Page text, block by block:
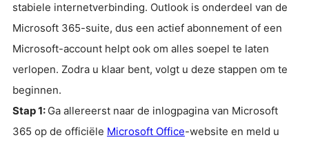
stabiele internetverbinding. Outlook is onderdeel van de
Microsoft 365-suite, dus een actief abonnement of een
Microsoft-account helpt ook om alles soepel te laten
verlopen. Zodra u klaar bent, volgt u deze stappen om te
beginnen.
Stap 1: Ga allereerst naar de inlogpagina van Microsoft
365 op de officiële Microsoft Office-website en meld u